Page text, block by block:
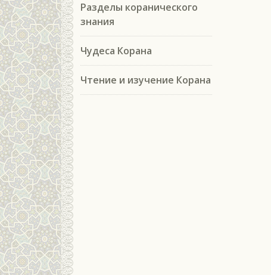
Разделы коранического
знания
Чудеса Корана
Чтение и изучение Корана